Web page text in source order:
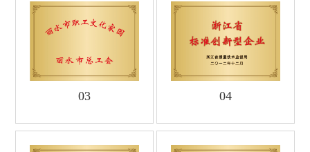
采购平台
联系我们
03 04